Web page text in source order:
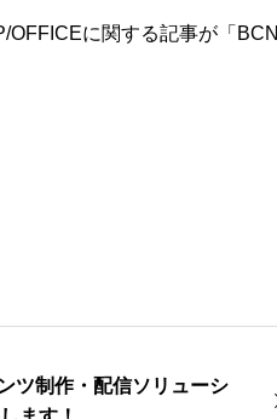
OFFICEに関する記事が「BCN
ツ制作・配信ソリューシ